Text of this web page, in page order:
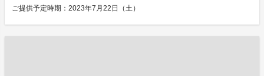
ご提供予定時期：2023年7月22日（土）